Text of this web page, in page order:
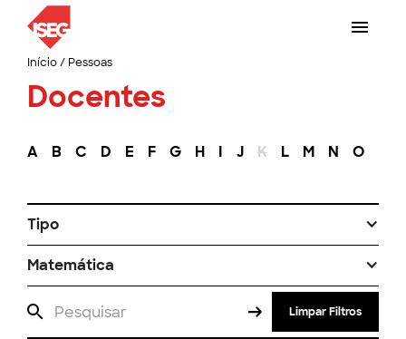
Início/ Pessoas
Docentes
A B C D E F G H I J K L M N O
Tipo
Matemática
Limpar Filtros